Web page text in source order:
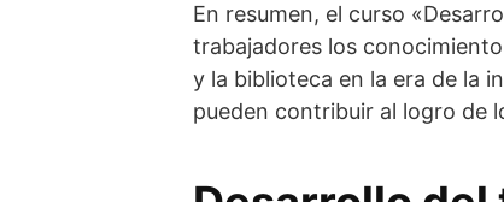
En resumen, el curso
trabajadores los
y la biblioteca en la era de la
pueden contribuir al logro de